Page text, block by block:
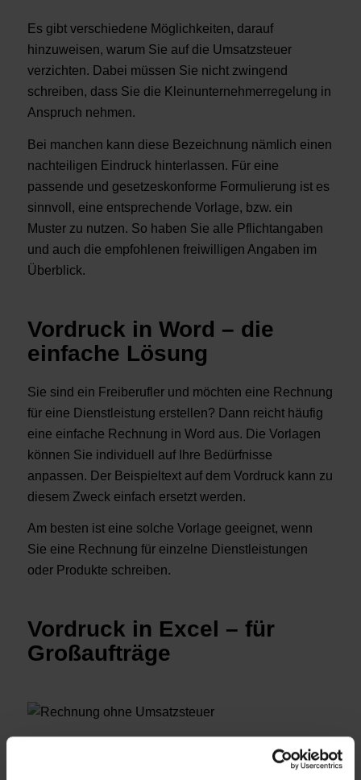
Es gibt verschiedene Möglichkeiten, darauf
hinzuweisen, warum Sie auf die Umsatzsteuer
verzichten. Dabei müssen Sie nicht zwingend
schreiben, dass Sie die Kleinunternehmerregelung in
Anspruch nehmen.
Bei manchen kann diese Bezeichnung nämlich einen
nachteiligen Eindruck hinterlassen. Für eine
passende und gesetzeskonforme Formulierung ist es
sinnvoll, eine entsprechende Vorlage, bzw. ein
Muster zu nutzen. So haben Sie alle Pflichtangaben
und auch die empfohlenen freiwilligen Angaben im
Überblick.
Vordruck in Word – die
einfache Lösung
Sie sind ein Freiberufler und möchten eine Rechnung
für eine Dienstleistung erstellen? Dann reicht häufig
eine einfache Rechnung in Word aus. Die Vorlagen
können Sie individuell auf Ihre Bedürfnisse
anpassen. Der Beispieltext auf dem Vordruck kann zu
diesem Zweck einfach ersetzt werden.
Am besten ist eine solche Vorlage geeignet, wenn
Sie eine Rechnung für einzelne Dienstleistungen
oder Produkte schreiben.
Vordruck in Excel – für
Großaufträge
Positionen bietet Ihnen eine Vorlage in Excel für Ihre